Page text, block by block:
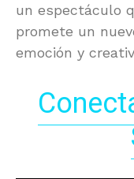
un espectáculo
promete un
emoción y